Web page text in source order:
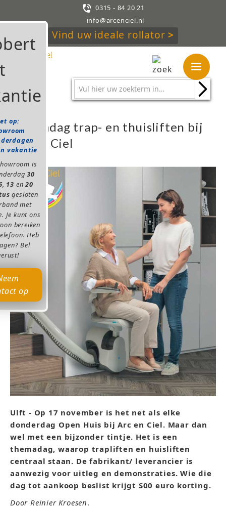
op:
vakantie
is
30
, 13 en20
gesloten
met
Je kunt ons
bereiken
Heb
Bel
op
 0315 - 84 20 21
Vind uw ideale rollator>
info@arcenciel.nl
Themadag trap- en thuisliften bij
Arc en Ciel
Ulft - Op 17 november is het net als elke
donderdag Open Huis bij Arc en Ciel. Maar dan
wel met een bijzonder tintje. Het is een
themadag, waarop trapliften en huisliften
centraal staan. De fabrikant/ leverancier is
aanwezig voor uitleg en demonstraties. Wie die
dag tot aankoop beslist krijgt S00 euro korting.
Door Reinier Kroesen.